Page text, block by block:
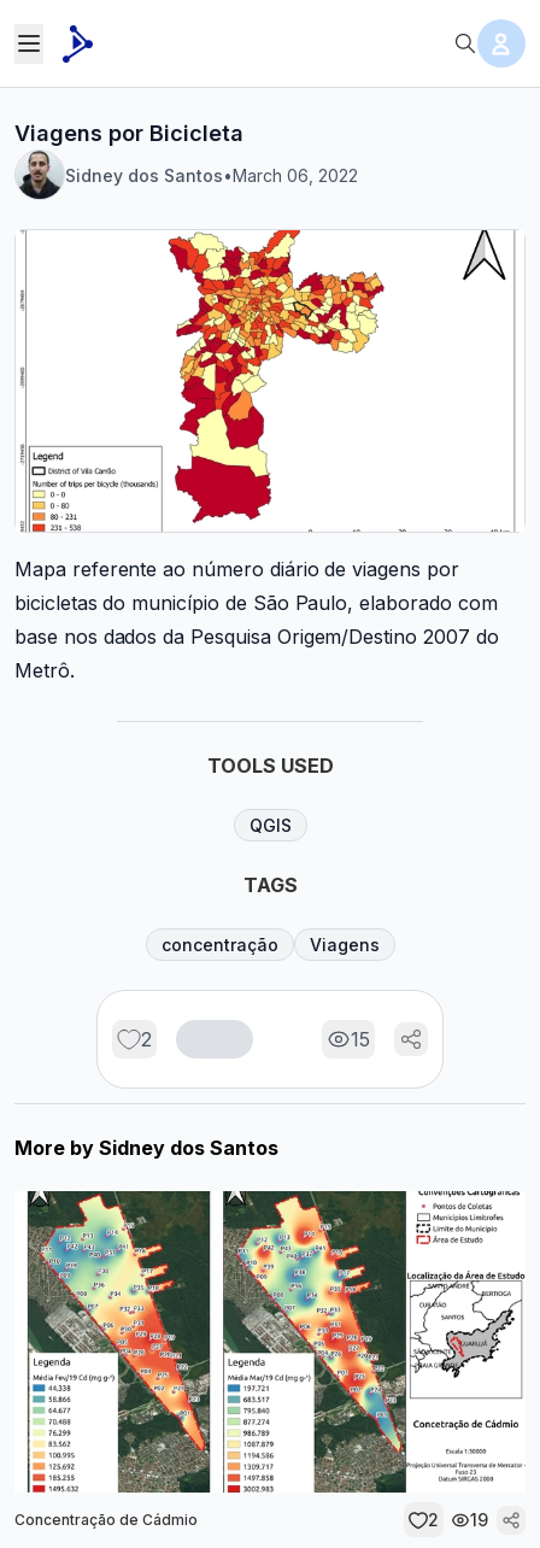
Viagens por Bicicleta
Sidney dos Santos•March 06, 2022
Mapa referente ao número diário de viagens por
bicicletas do município de São Paulo, elaborado com
base nos dados da Pesquisa Origem/Destino 2007 do
Metrô.
TOOLS USED
QGIS
TAGS
concentração Viagens
2 15
More by Sidney dos Santos
Concentração de Cádmio 2 19